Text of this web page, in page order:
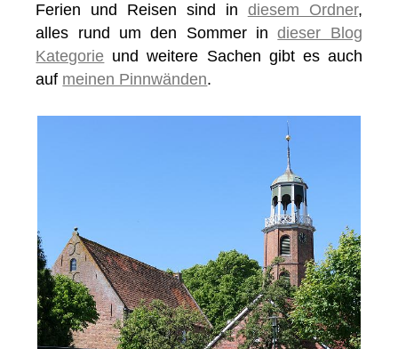
Ferien und Reisen sind in diesem Ordner,
alles rund um den Sommer indieser Blog
Kategorie und weitere Sachen gibt es auch
auf meinen Pinnwänden.